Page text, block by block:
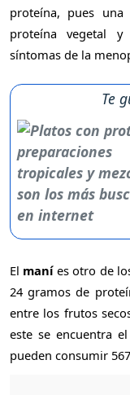
proteína, pues
proteína vegetal
síntomas de la
Te
El maní es otro de
24 gramos de
entre los frutos
este se encuentra
pueden consumir